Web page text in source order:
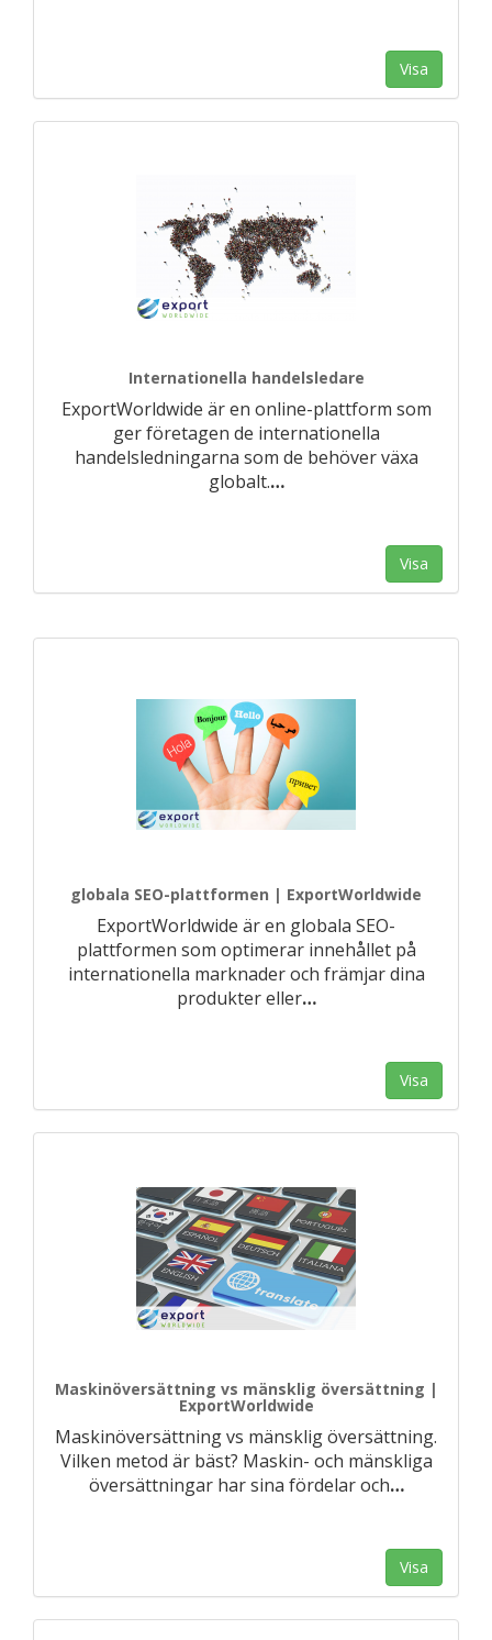
Visa
Internationella handelsledare
ExportWorldwide är en online-plattform som
ger företagen de internationella
handelsledningarna som de behöver växa
globalt.…
Visa
globala SEO-plattformen | ExportWorldwide
ExportWorldwide är en globala SEO-
plattformen som optimerar innehållet på
internationella marknader och främjar dina
produkter eller…
Visa
Maskinöversättning vs mänsklig översättning |
ExportWorldwide
Maskinöversättning vs mänsklig översättning.
Vilken metod är bäst? Maskin- och mänskliga
översättningar har sina fördelar och…
Visa